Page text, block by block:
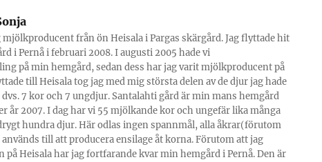
mjölkproducent från ön Heisala i Pargas skärgård. Jag flyttade hit
i Pernå i februari 2008. I augusti 2005 hade vi
på min hemgård, sedan dess har jag varit mjölkproducent på
till Heisala tog jag med mig största delen av de djur jag hade
7 kor och 7 ungdjur. Santalahti gård är min mans hemgård
år 2007. I dag har vi 55 mjölkande kor och ungefär lika många
hundra djur. Här odlas ingen spannmål, alla åkrar(förutom
till att producera ensilage åt korna. Förutom att jag
på Heisala har jag fortfarande kvar min hemgård i Pernå. Den är